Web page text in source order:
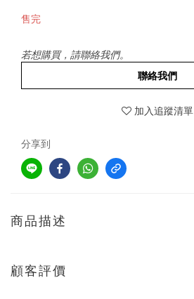
售完
若想購買，請聯絡我們。
聯絡我們
加入追蹤清單
分享到
商品描述
顧客評價